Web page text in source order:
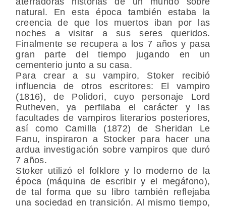
natural. En esta época también estaba la
creencia de que los muertos iban por las
noches a visitar a sus seres queridos.
Finalmente se recupera a los 7 años y pasa
gran parte del tiempo jugando en un
cementerio junto a su casa.
Para crear a su vampiro, Stoker recibió
influencia de otros escritores: El vampiro
(1816), de Polidori, cuyo personaje Lord
Rutheven, ya perfilaba el carácter y las
facultades de vampiros literarios posteriores,
así como Camilla (1872) de Sheridan Le
Fanu, inspiraron a Stocker para hacer una
ardua investigación sobre vampiros que duró
7 años.
Stoker utilizó el folklore y lo moderno de la
época (máquina de escribir y el megáfono),
de tal forma que su libro también reflejaba
una sociedad en transición. Al mismo tiempo,